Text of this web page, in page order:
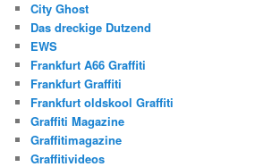
City Ghost
Das dreckige Dutzend
EWS
Frankfurt A66 Graffiti
Frankfurt Graffiti
Frankfurt oldskool Graffiti
Graffiti Magazine
Graffitimagazine
Graffitivideos